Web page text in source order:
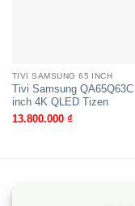
TIVI SAMSUNG 65 INCH
Tivi Samsung
inch 4K QLED Tizen
13.800.000 ₫